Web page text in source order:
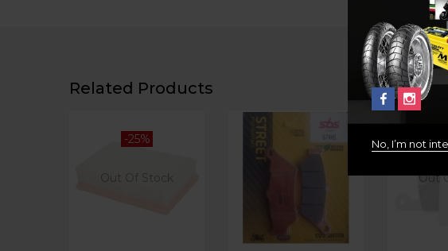
Related Products
-25%
Out Of Stock Out
No, I’m not